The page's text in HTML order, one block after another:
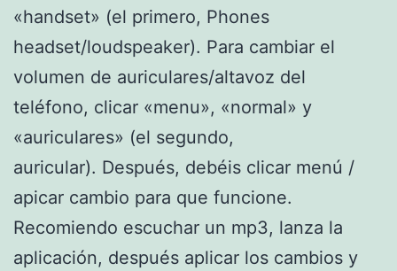
«handset» (el primero, Phones
headset/loudspeaker). Para cambiar el
volumen de auriculares/altavoz del
teléfono, clicar «menu», «normal» y
«auriculares» (el segundo,
auricular). Después, debéis clicar menú /
apicar cambio para que funcione.
Recomiendo escuchar un mp3, lanza la
aplicación, después aplicar los cambios y